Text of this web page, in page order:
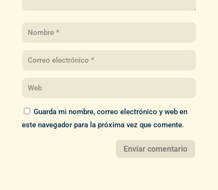
Guarda mi nombre, correo electrónico y web en
este navegador para la próxima vez que comente.